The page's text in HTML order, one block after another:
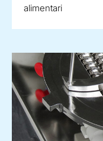
alimentari